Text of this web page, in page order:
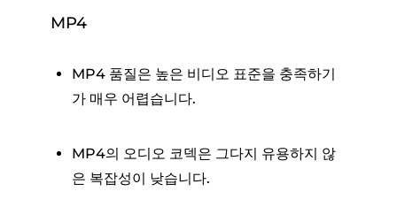
MP4
MP4 품질은 높은 비디오 표준을 충족하기
가 매우 어렵습니다.
MP4의 오디오 코덱은 그다지 유용하지 않
은 복잡성이 낮습니다.